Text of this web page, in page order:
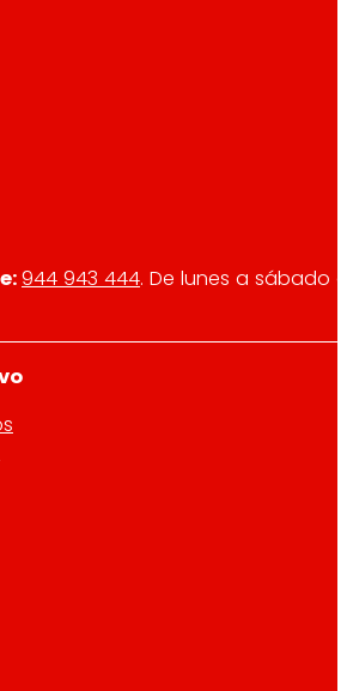
944 943 444. De lunes a sábado